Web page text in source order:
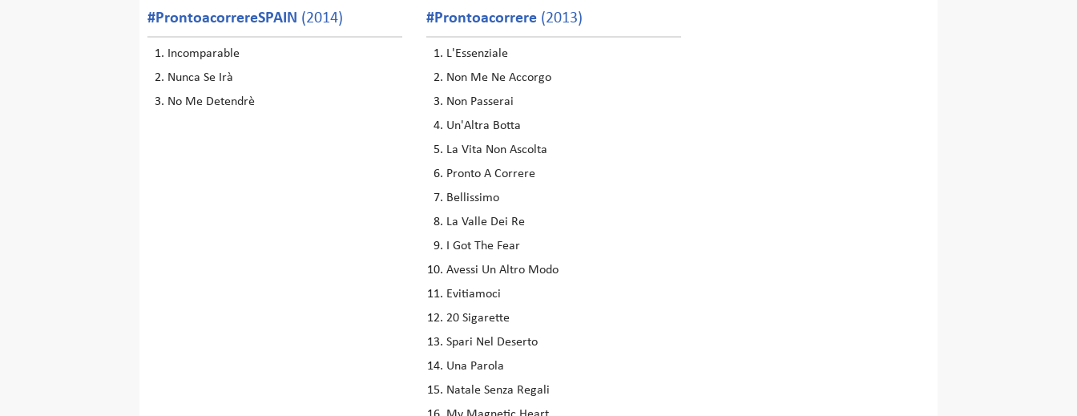
#ProntoacorrereSPAIN (2014)
Incomparable
Nunca Se Irà
No Me Detendrè
#Prontoacorrere (2013)
L'Essenziale
Non Me Ne Accorgo
Non Passerai
Un'Altra Botta
La Vita Non Ascolta
Pronto A Correre
Bellissimo
La Valle Dei Re
I Got The Fear
Avessi Un Altro Modo
Evitiamoci
20 Sigarette
Spari Nel Deserto
Una Parola
Natale Senza Regali